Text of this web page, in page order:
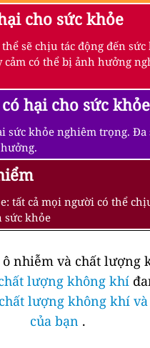
cho sức khỏe
sẽ chịu tác động đến sức
có thể bị ảnh hưởng
hại cho sức khỏe
sức khỏe nghiêm trọng. Đa
tất cả mọi người có thể
sức khỏe
nhiễm và chất lượng
lượng không khí
lượng không khí và
của bạn .